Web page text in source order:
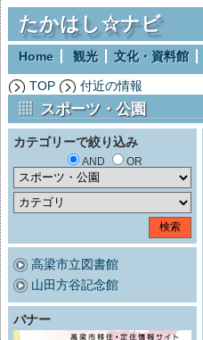
たかはし☆ナビ
Home 観光 文化・資料館
TOP 付近の情報
スポーツ・公園
カテゴリーで絞り込み
AND OR
高梁市立図書館
山田方谷記念館
バナー